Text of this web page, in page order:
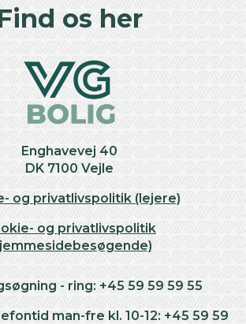
os her
Enghavevej 40
DK 7100 Vejle
og privatlivspolitik (lejere)
og privatlivspolitik
- ring: +45 59 59 59 55
man-fre kl. 10-12: +45 59 59